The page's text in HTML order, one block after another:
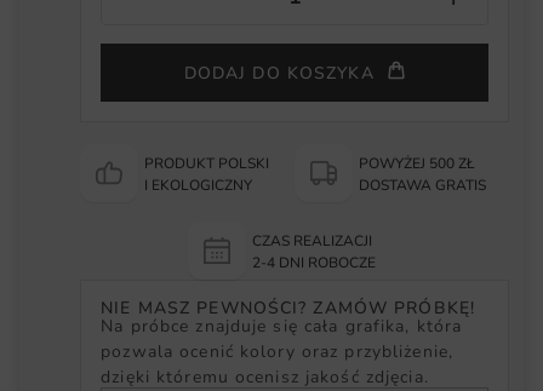
DODAJ DO KOSZYKA
PRODUKT POLSKI
I EKOLOGICZNY
POWYŻEJ 500 ZŁ
DOSTAWA GRATIS
CZAS REALIZACJI
2-4 DNI ROBOCZE
NIE MASZ PEWNOŚCI? ZAMÓW PRÓBKĘ!
Na próbce znajduje się cała grafika, która
pozwala ocenić kolory oraz przybliżenie,
dzięki któremu ocenisz jakość zdjęcia.